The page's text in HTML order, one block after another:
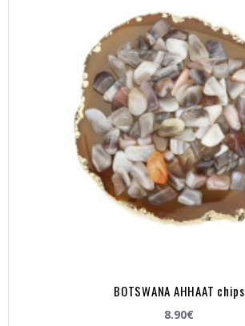
BOTSWANA AHHAAT chips
8.90€